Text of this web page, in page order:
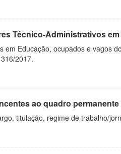
Técnico-Administrativos
Educação, ocupados e vagos
2017.
ao quadro permanente
titulação, regime de trabalho/